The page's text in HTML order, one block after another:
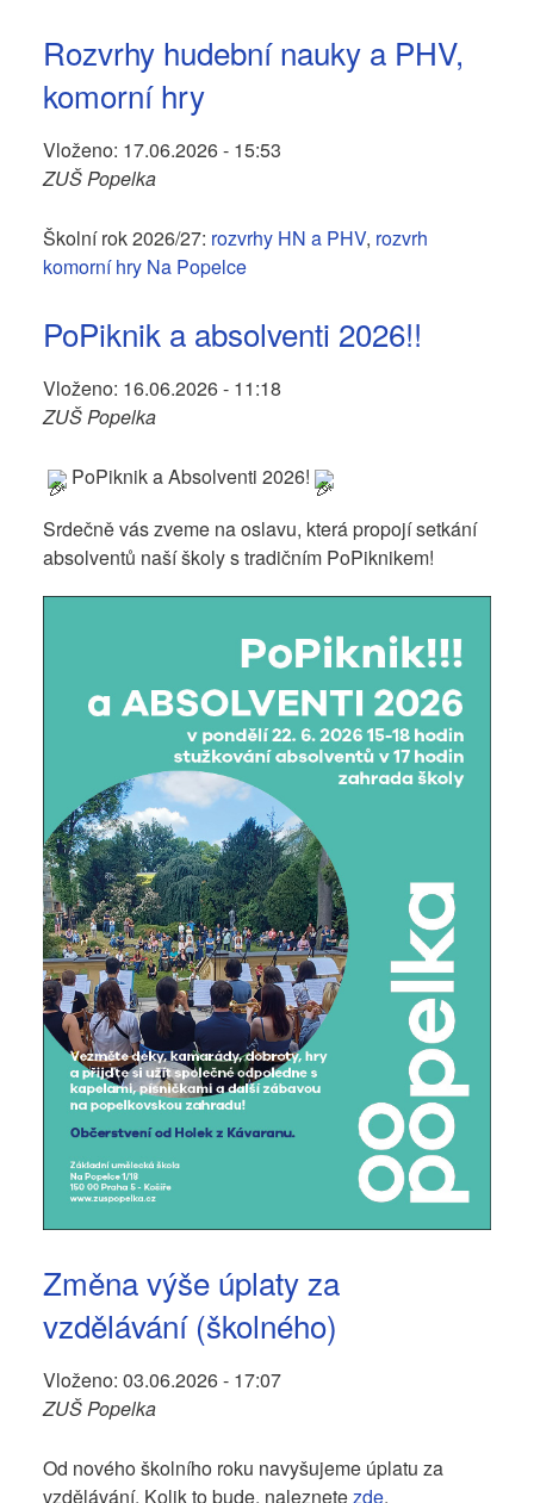
Rozvrhy hudební nauky a PHV,
komorní hry
Vloženo: 17.06.2026 - 15:53
ZUŠ Popelka
Školní rok 2026/27: rozvrhy HN a PHV, rozvrh
komorní hry Na Popelce
PoPiknik a absolventi 2026!!
Vloženo: 16.06.2026 - 11:18
ZUŠ Popelka
PoPiknik a Absolventi 2026!
Srdečně vás zveme na oslavu, která propojí setkání
absolventů naší školy s tradičním PoPiknikem!
Změna výše úplaty za
vzdělávání (školného)
Vloženo: 03.06.2026 - 17:07
ZUŠ Popelka
Od nového školního roku navyšujeme úplatu za
vzdělávání. Kolik to bude, naleznetezde.